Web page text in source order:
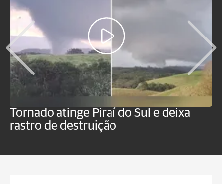
Tornado atinge Piraí do Sul e deixa
rastro de destruição